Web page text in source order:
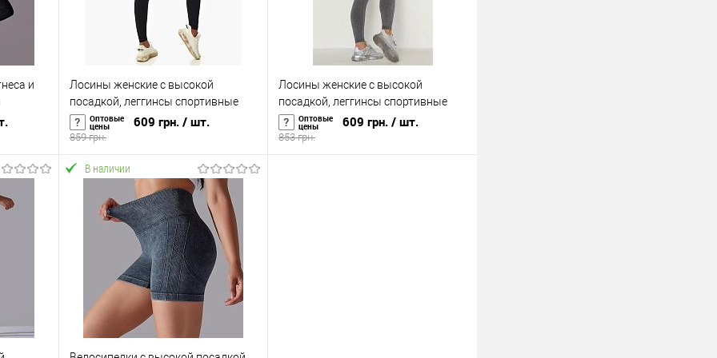
и
(os-
Лосины женские с высокой
посадкой, леггинсы спортивные
для фитнеса OSPORT (os-0006-1)
Оптовые
цены 609 грн. / шт.
859 грн.
В корзину
Купить в 1 клик
К сравнению
В избранное
В наличии
Лосины женские с высокой
посадкой, леггинсы спортивные
для фитнеса OSPORT (os-0007-1)
Оптовые
цены 609 грн. / шт.
853 грн.
В наличии